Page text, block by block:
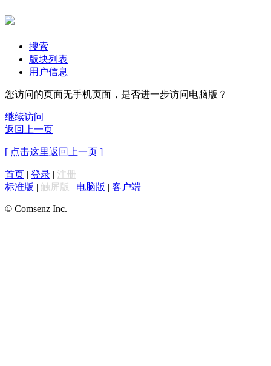
搜索
版块列表
用户信息
您访问的页面无手机页面，是否进一步访问电脑版？
继续访问
返回上一页
[ 点击这里返回上一页 ]
首页 | 登录 | 注册
标准版 | 触屏版 | 电脑版 | 客户端
© Comsenz Inc.